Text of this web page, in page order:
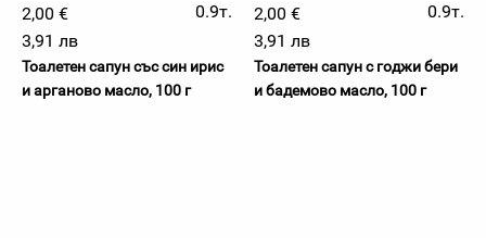
2,00 €
0.9т.
3,91 лв
Тоалетен сапун със син ирис
и арганово масло, 100 г
2,00 €
0.9т.
3,91 лв
Тоалетен сапун с годжи бери
и бадемово масло, 100 г